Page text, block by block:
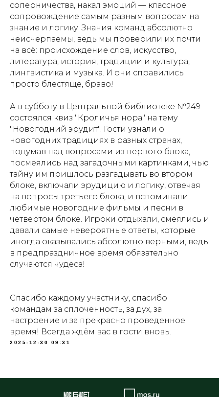
соперничества, накал эмоций — классное
сопровождение самым разным вопросам на
знание и логику. Знания команд абсолютно
неисчерпаемы, ведь мы проверили их почти
на всё: происхождение слов, искусство,
литература, история, традиции и культура,
лингвистика и музыка. И они справились
просто блестяще, браво!
А в субботу в Центральной библиотеке №249
состоялся квиз "Кроличья нора" на тему
"Новогодний эрудит". Гости узнали о
новогодних традициях в разных странах,
подумав над вопросами из первого блока,
посмеялись над загадочными картинками, чью
тайну им пришлось разгадывать во втором
блоке, включали эрудицию и логику, отвечая
на вопросы третьего блока, и вспоминали
любимые новогодние фильмы и песни в
четвертом блоке. Игроки отдыхали, смеялись и
давали самые невероятные ответы, которые
иногда оказывались абсолютно верными, ведь
в предпраздничное время обязательно
случаются чудеса!
Спасибо каждому участнику, спасибо
командам за сплоченность, за дух, за
настроение и за прекрасно проведенное
время! Всегда ждём вас в гости вновь.
2025-12-30 09:31